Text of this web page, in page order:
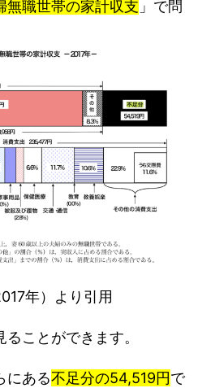
無職世帯の家計収支 」で問
年）より引用
ることができます。
にある不足分の54,519円で